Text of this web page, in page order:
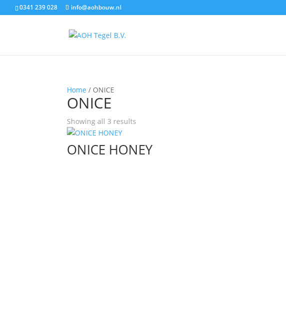
0341 239 028 info@aohbouw.nl
Home / ONICE
ONICE
Showing all 3 results
ONICE HONEY